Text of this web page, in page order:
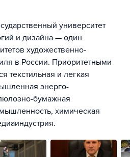
университет
и дизайна — один
художественно-
в России. Приоритетными
текстильная и легкая
энерго-
бумажная
химическая